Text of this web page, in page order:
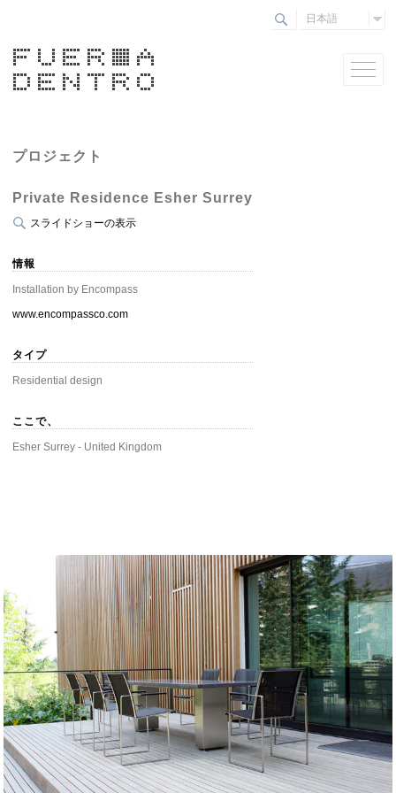
プロジェクト
Private Residence Esher Surrey
スライドショーの表示
情報
Installation by Encompass
www.encompassco.com
タイプ
Residential design
ここで、
Esher Surrey - United Kingdom
日本語